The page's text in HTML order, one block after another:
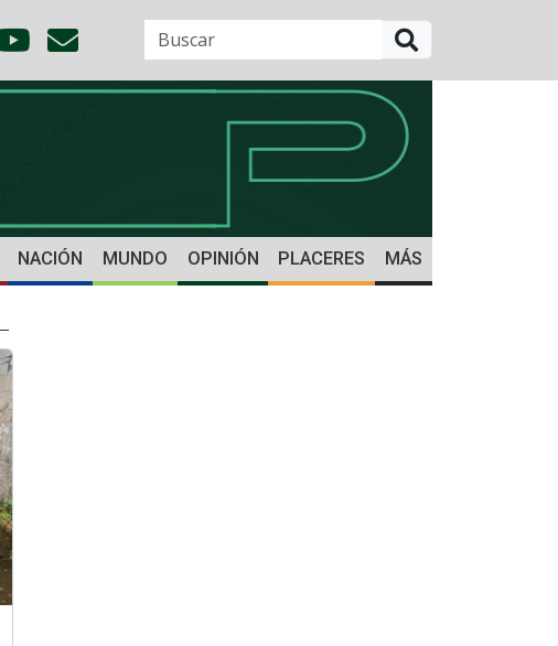
NACIÓN MUNDO OPINIÓN PLACERES MÁS